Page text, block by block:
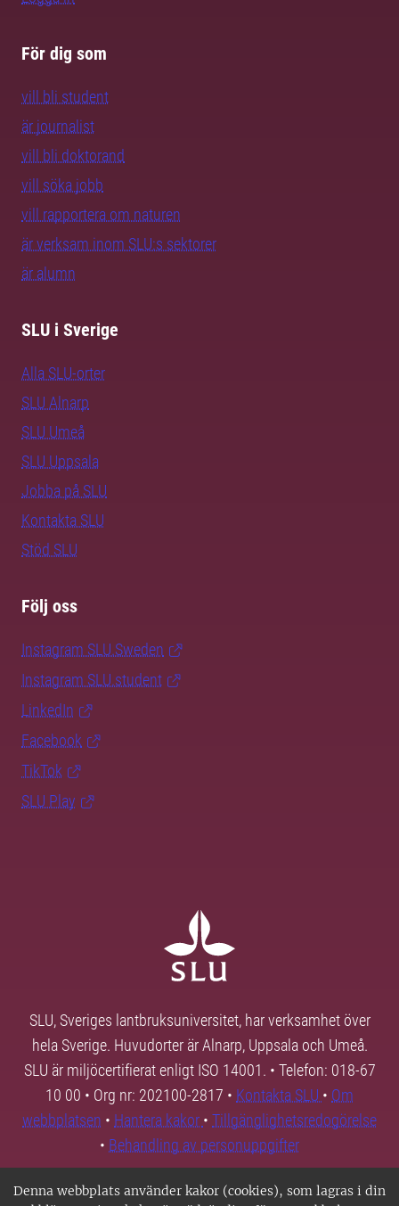
Denna webbplats använder kakor (cookies), som lagras i din
För dig som
vill bli student
är journalist
vill bli doktorand
vill söka jobb
vill rapportera om naturen
är verksam inom SLU:s sektorer
är alumn
SLU i Sverige
Alla SLU-orter
SLU Alnarp
SLU Umeå
SLU Uppsala
Jobba på SLU
Kontakta SLU
Stöd SLU
Följ oss
Instagram SLU.Sweden
Instagram SLU.student
LinkedIn
Facebook
TikTok
SLU Play
SLU, Sveriges lantbruksuniversitet, har verksamhet över
hela Sverige. Huvudorter är Alnarp, Uppsala och Umeå.
SLU är miljöcertifierat enligt ISO 14001. • Telefon: 018-67
10 00 • Org nr: 202100-2817 • Kontakta SLU • Om
webbplatsen • Hantera kakor • Tillgänglighetsredogörelse
• Behandling av personuppgifter